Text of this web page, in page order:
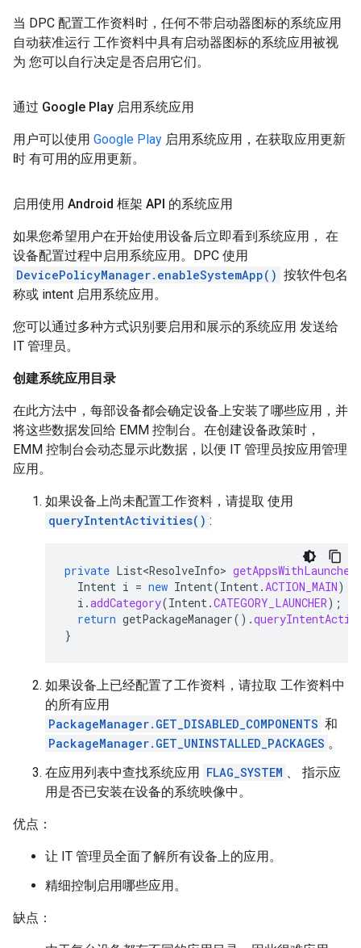
当 DPC 配置工作资料时，任何不带启动器图标的系统应用
自动获准运行 工作资料中具有启动器图标的系统应用被视
为 您可以自行决定是否启用它们。
通过 Google Play 启用系统应用
用户可以使用 Google Play 启用系统应用，在获取应用更新
时 有可用的应用更新。
启用使用 Android 框架 API 的系统应用
如果您希望用户在开始使用设备后立即看到系统应用， 在
设备配置过程中启用系统应用。DPC 使用
DevicePolicyManager.enableSystemApp() 按软件包名
称或 intent 启用系统应用。
您可以通过多种方式识别要启用和展示的系统应用 发送给
IT 管理员。
创建系统应用目录
在此方法中，每部设备都会确定设备上安装了哪些应用，并
将这些数据发回给 EMM 控制台。在创建设备政策时，
EMM 控制台会动态显示此数据，以便 IT 管理员按应用管理
应用。
如果设备上尚未配置工作资料，请提取 使用
queryIntentActivities() :
private List<ResolveInfo> getAppsWithLauncher
Intent i = new Intent(Intent.ACTION_MAIN);
i .addCategory(Intent.CATEGORY_LAUNCHER);
return getPackageManager().
}
如果设备上已经配置了工作资料，请拉取 工作资料中
的所有应用
PackageManager.GET_DISABLED_COMPONENTS 和
PackageManager.GET_UNINSTALLED_PACKAGES 。
在应用列表中查找系统应用 FLAG_SYSTEM 、 指示应
用是否已安装在设备的系统映像中。
优点：
让 IT 管理员全面了解所有设备上的应用。
精细控制启用哪些应用。
缺点：